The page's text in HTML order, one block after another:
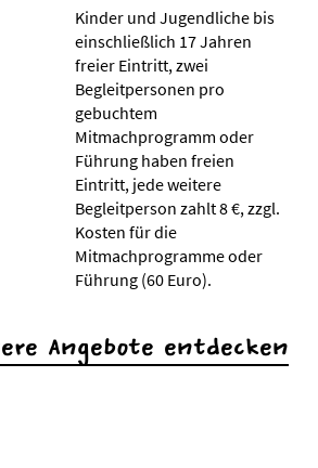
Kinder und Jugendliche bis
einschließlich 17 Jahren
freier Eintritt, zwei
Begleitpersonen pro
gebuchtem
Mitmachprogramm oder
Führung haben freien
Eintritt, jede weitere
Begleitperson zahlt 8 €, zzgl.
Kosten für die
Mitmachprogramme oder
Führung (60 Euro).
Angebote entdecken